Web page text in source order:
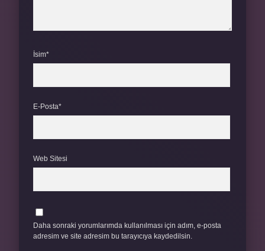
İsim*
E-Posta*
Web Sitesi
Daha sonraki yorumlarımda kullanılması için adım, e-posta
adresim ve site adresim bu tarayıcıya kaydedilsin.